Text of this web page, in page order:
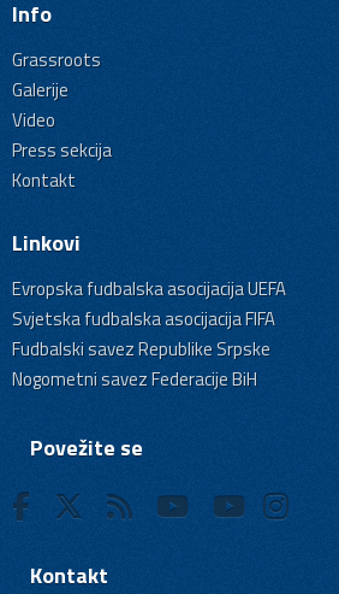
Info
Grassroots
Galerije
Video
Press sekcija
Kontakt
Linkovi
Evropska fudbalska asocijacija UEFA
Svjetska fudbalska asocijacija FIFA
Fudbalski savez Republike Srpske
Nogometni savez Federacije BiH
Povežite se
Kontakt